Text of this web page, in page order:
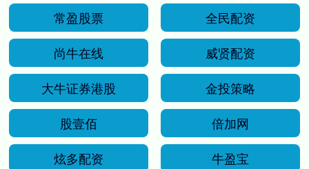
常盈股票
全民配资
尚牛在线
威贤配资
大牛证券港股
金投策略
股壹佰
倍加网
炫多配资
牛盈宝